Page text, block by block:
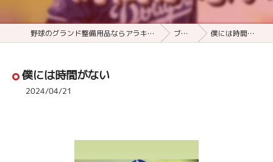
野球のグランド整備用品ならアラキスポーツ ブログ 僕には時間がない
僕には時間がない
2024/04/21